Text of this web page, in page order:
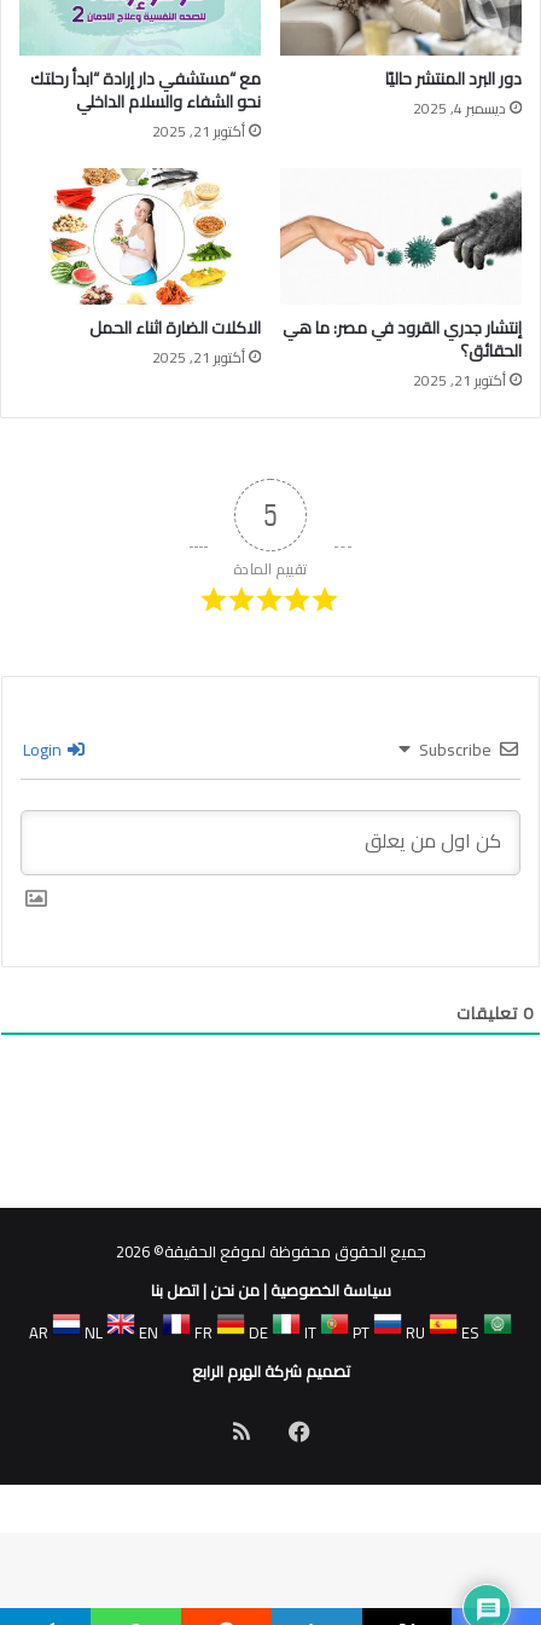
دور البرد المنتشر حاليًا
ديسمبر 4, 2025
مع “مستشفي دار إرادة “ابدأ رحلتك
نحو الشفاء والسلام الداخلي
أكتوبر 21, 2025
إنتشار جدري القرود في مصر: ما هي
الحقائق؟
أكتوبر 21, 2025
الاكلات الضارة اثناء الحمل
أكتوبر 21, 2025
5
تقييم المادة
Subscribe
0تعليقات
جميع الحقوق محفوظة لموقع الحقيقة© 2026
سياسة الخصوصية|من نحن|اتصل بنا
AR
NL EN FR DE IT PT RU
ES
تصميم شركة الهرم الرابع
فيسبوكملخص
الموقع